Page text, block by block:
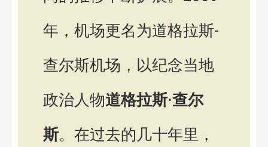
年，机场更名为道格拉斯-
查尔斯机场，以纪念当地
政治人物道格拉斯·查尔
斯。在过去的几十年里，